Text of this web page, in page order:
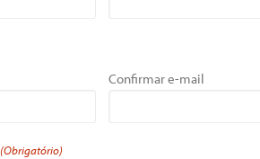
Confirmar e-mail
(Obrigatório)